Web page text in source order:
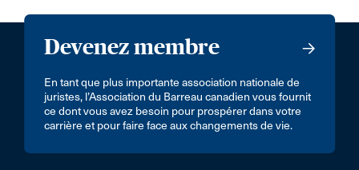
Devenez membre
En tant que plus importante association nationale de
juristes, l’Association du Barreau canadien vous fournit
ce dont vous avez besoin pour prospérer dans votre
carrière et pour faire face aux changements de vie.